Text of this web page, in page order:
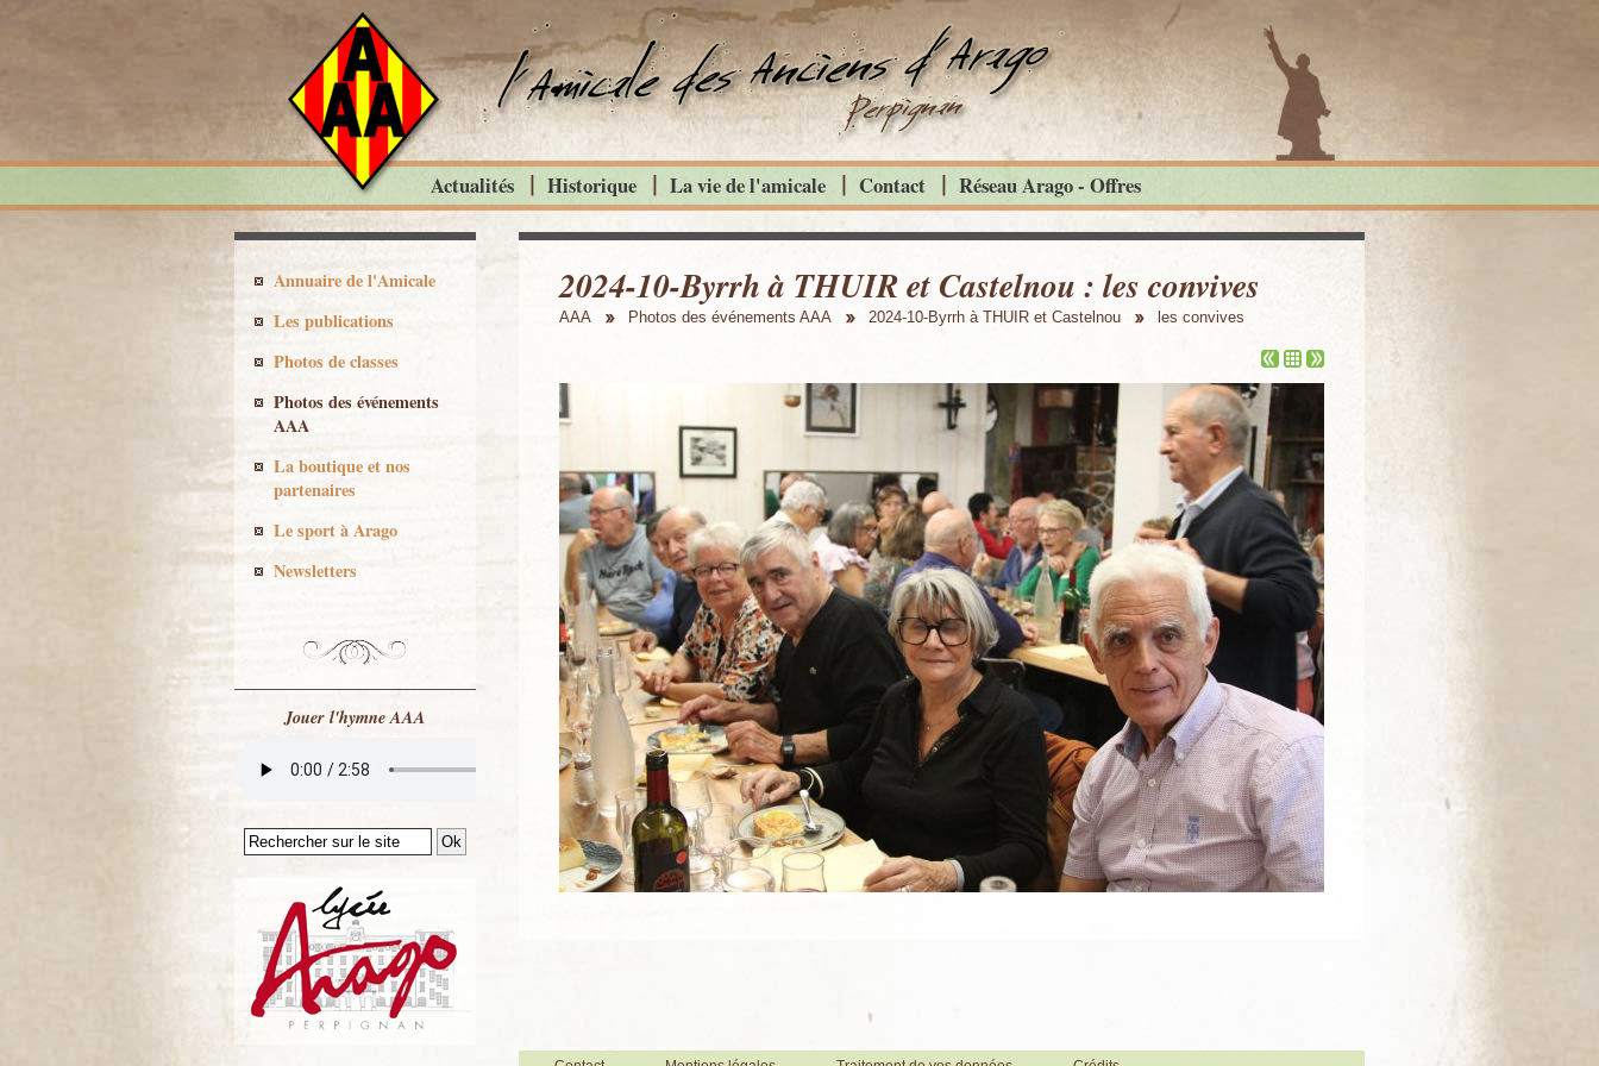
2024-10-Byrrh à THUIR et Castelnou : les convives
AAA Photos des événements AAA 2024-10-Byrrh à THUIR et Castelnou les convives
Actualités Historique La vie de l'amicale Contact Réseau Arago - Offres
Annuaire de l'Amicale
Les publications
Photos de classes
Photos des événements
AAA
La boutique et nos
partenaires
Le sport à Arago
Newsletters
Jouer l'hymne AAA